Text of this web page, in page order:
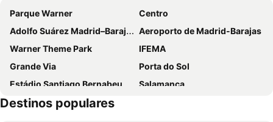
Parque Warner
Centro
Adolfo Suárez Madrid–Barajas Airport
Aeroporto de Madrid-Barajas
Warner Theme Park
IFEMA
Grande Via
Porta do Sol
Estádio Santiago Bernabeu
Salamanca
Atocha
Destinos populares